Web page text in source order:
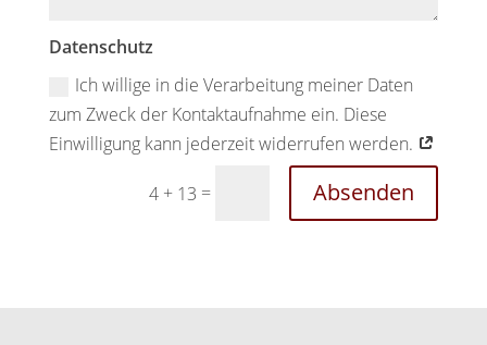
Datenschutz
Ich willige in die Verarbeitung meiner Daten
zum Zweck der Kontaktaufnahme ein. Diese
Einwilligung kann jederzeit widerrufen werden.
4 + 13 = Absenden